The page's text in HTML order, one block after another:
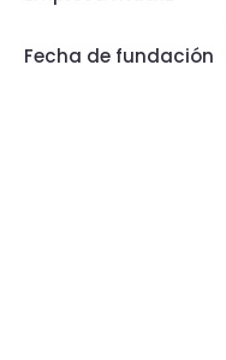
Fecha de fundación